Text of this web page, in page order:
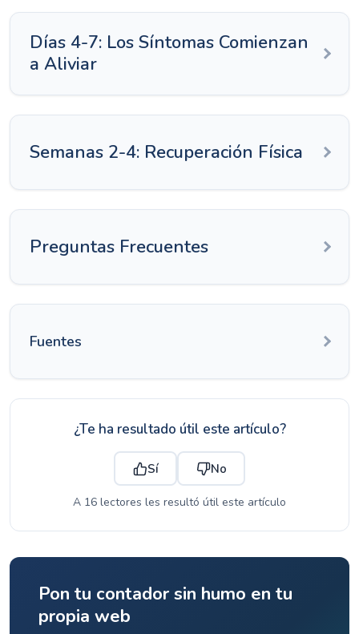
Días 4-7: Los Síntomas Comienzan
a Aliviar
Semanas 2-4: Recuperación Física
Preguntas Frecuentes
Fuentes
¿Te ha resultado útil este artículo?
Sí No
A 16 lectores les resultó útil este artículo
Pon tu contador sin humo en tu
propia web